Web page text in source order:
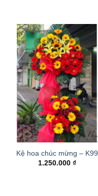
Kệ hoa chúc mừng – K99
1.250.000 ₫